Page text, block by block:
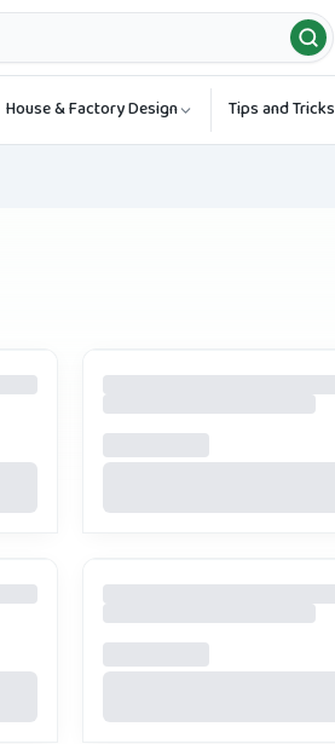
House & Factory Design Tips and Tricks